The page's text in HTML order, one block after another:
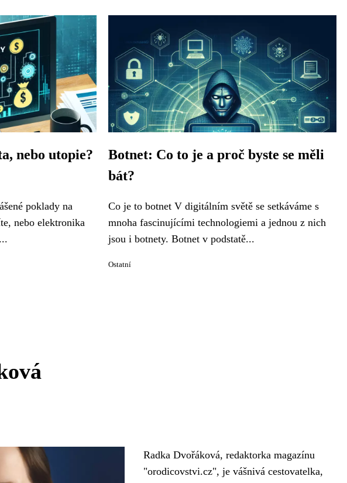
nebo utopie?
poklady na
nebo elektronika
Botnet: Co to je a proč byste se měli
bát?
Co je to botnet V digitálním světě se setkáváme s
mnoha fascinujícími technologiemi a jednou z nich
jsou i botnety. Botnet v podstatě...
Ostatní
Radka Dvořáková, redaktorka magazínu
"orodicovstvi.cz", je vášnivá cestovatelka,